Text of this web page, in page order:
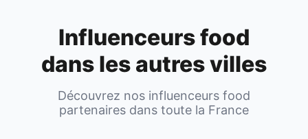
Influenceurs food
dans les autres villes
Découvrez nos influenceurs food
partenaires dans toute la France